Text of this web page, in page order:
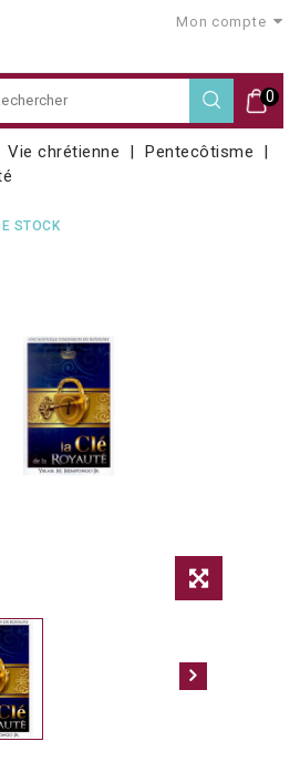
Mon compte
0
Vie chrétienne
Pentecôtisme
STOCK